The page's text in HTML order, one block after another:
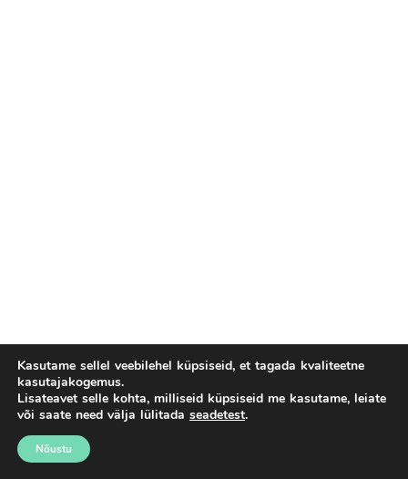
Kasutame sellel veebilehel küpsiseid, et tagada kvaliteetne
kasutajakogemus.
Lisateavet selle kohta, milliseid küpsiseid me kasutame, leiate
või saate need välja lülitada seadetest.
Nõustu